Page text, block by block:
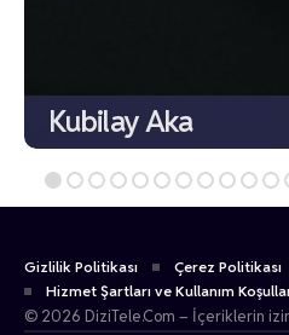
Kubilay Aka
Gizlilik Politikası Çerez Politikası
Hizmet Şartları ve Kullanım
© 2026 DiziTele.Com – İçeriklerin